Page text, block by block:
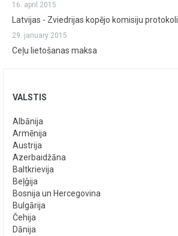
16. april 2015
Latvijas - Zviedrijas kopējo komisiju protokoli
29. january 2015
Ceļu lietošanas maksa
VALSTIS
Albānija
Armēnija
Austrija
Azerbaidžāna
Baltkrievija
Beļģija
Bosnija un Hercegovina
Bulgārija
Čehija
Dānija